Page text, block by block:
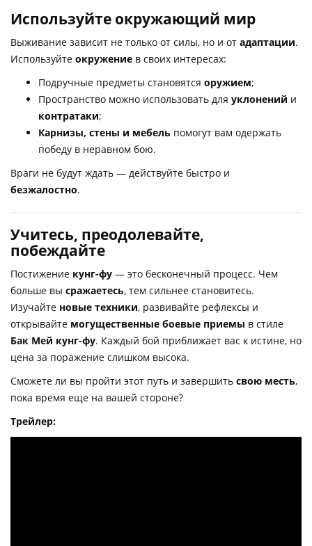
Используйте окружающий мир
Выживание зависит не только от силы, но и от адаптации.
Используйте окружение в своих интересах:
Подручные предметы становятся оружием;
Пространство можно использовать для уклонений и
контратаки;
Карнизы, стены и мебель помогут вам одержать
победу в неравном бою.
Враги не будут ждать — действуйте быстро и
безжалостно.
Учитесь, преодолевайте,
побеждайте
Постижение кунг-фу — это бесконечный процесс. Чем
больше вы сражаетесь, тем сильнее становитесь.
Изучайте новые техники, развивайте рефлексы и
открывайте могущественные боевые приемы в стиле
Бак Мей кунг-фу. Каждый бой приближает вас к истине, но
цена за поражение слишком высока.
Сможете ли вы пройти этот путь и завершить свою месть,
пока время еще на вашей стороне?
Трейлер: